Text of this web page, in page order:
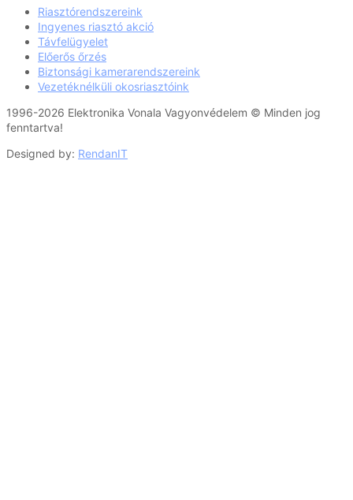
Riasztórendszereink
Ingyenes riasztó akció
Távfelügyelet
Előerős őrzés
Biztonsági kamerarendszereink
Vezetéknélküli okosriasztóink
1996-2026 Elektronika Vonala Vagyonvédelem © Minden jog
fenntartva!
Designed by: RendanIT